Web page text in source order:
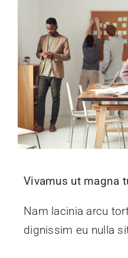
Vivamus ut magna
Nam lacinia arcu
dignissim eu nulla